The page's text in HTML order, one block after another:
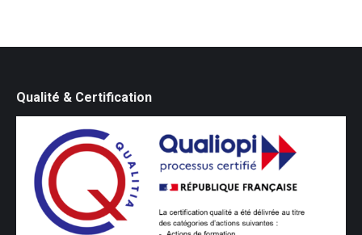
Qualité & Certification